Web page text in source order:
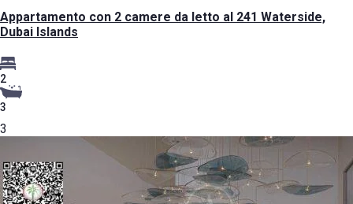
Appartamento con 2 camere da letto al 241 Waterside,
Dubai Islands
2
3
3